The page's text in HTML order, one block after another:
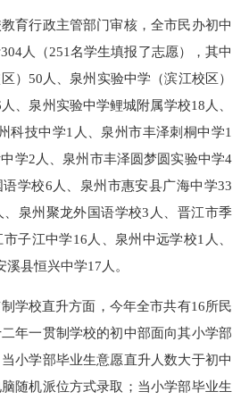
行政主管部门审核，全市民办初中
人（251名学生填报了志愿），其中
）50人、泉州实验中学（滨江校区）
、泉州实验中学鲤城附属学校18人、
科技中学1人、泉州市丰泽刺桐中学1
学2人、泉州市丰泽圆梦圆实验中学4
学校6人、泉州市惠安县广海中学33
、泉州聚龙外国语学校3人、晋江市季
子江中学16人、泉州中远学校1人、
县恒兴中学17人。
校直升方面，今年全市共有16所民
年一贯制学校的初中部面向其小学部
小学部毕业生意愿直升人数大于初中
随机派位方式录取；当小学部毕业生